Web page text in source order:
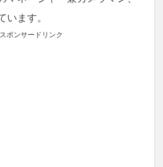
います。
スポンサードリンク